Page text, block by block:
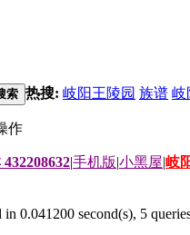
索 热搜: 岐阳王陵园 族谱 岐
作
|手机版|小黑屋|岐
in 0.041200 second(s), 5